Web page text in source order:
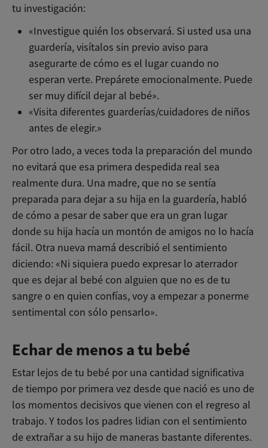
tu investigación:
«Investigue quién los observará. Si usted usa una
guardería, visítalos sin previo aviso para
asegurarte de cómo es el lugar cuando no
esperan verte. Prepárete emocionalmente. Puede
ser muy difícil dejar al bebé».
«Visita diferentes guarderías/cuidadores de niños
antes de elegir.»
Por otro lado, a veces toda la preparación del mundo
no evitará que esa primera despedida real sea
realmente dura. Una madre, que no se sentía
preparada para dejar a su hija en la guardería, habló
de cómo a pesar de saber que era un gran lugar
donde su hija hacía un montón de amigos no lo hacía
fácil. Otra nueva mamá describió el sentimiento
diciendo: «Ni siquiera puedo expresar lo aterrador
que es dejar al bebé con alguien que no es de tu
sangre o en quien confías, voy a empezar a ponerme
sentimental con sólo pensarlo».
Echar de menos a tu bebé
Estar lejos de tu bebé por una cantidad significativa
de tiempo por primera vez desde que nació es uno de
los momentos decisivos que vienen con el regreso al
trabajo. Y todos los padres lidian con el sentimiento
de extrañar a su hijo de maneras bastante diferentes.